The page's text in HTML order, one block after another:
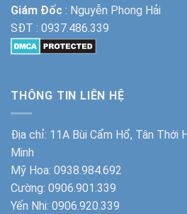
Giám Đốc : Nguyễn Phong Hải
SĐT : 0937.486.339
THÔNG TIN LIÊN HỆ
Địa chỉ: 11A Bùi Cẩm Hổ, Tân Thới
Minh
Mỹ Hoa: 0938.984.692
Cường: 0906.901.339
Yến Nhi: 0906.920.339